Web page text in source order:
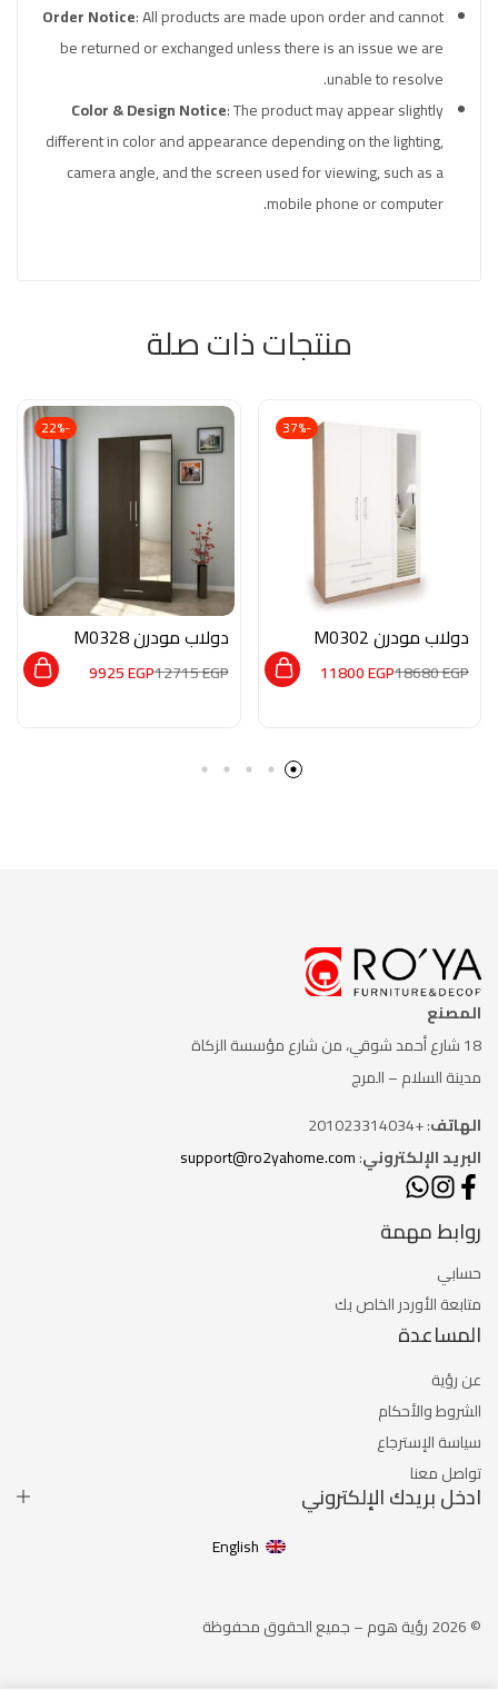
Order Notice: All products are made upon order and cannot
be returned or exchanged unless there is an issue we are
unable to resolve.
Color & Design Notice: The product may appear slightly
different in color and appearance depending on the lighting,
camera angle, and the screen used for viewing, such as a
mobile phone or computer.
منتجات ذات صلة
-37%
دولاب مودرن M0302
18680EGP
11800EGP
-22%
دولاب مودرن M0328
12715EGP
9925EGP
المصنع
18 شارع أحمد شوقي، من شارع
مؤسسة الزكاة
مدينة السلام – المرج
الهاتف: +201023314034
البريد الإلكتروني:
support@ro2yahome.com
روابط مهمة
حسابي
متابعة الأوردر الخاص بك
المساعدة
عن رؤية
الشروط والأحكام
سياسة الإسترجاع
تواصل معنا
ادخل بريدك الإلكتروني
English
© 2026 رؤية هوم – جميع الحقوق محفوظة